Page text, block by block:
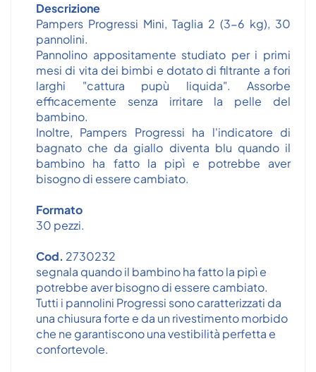
Descrizione
Pampers Progressi Mini, Taglia 2 (3-6 kg), 30
pannolini.
Pannolino appositamente studiato per i primi
mesi di vita dei bimbi e dotato di filtrante a fori
larghi "cattura pupù liquida". Assorbe
efficacemente senza irritare la pelle del
bambino.
Inoltre, Pampers Progressi ha l'indicatore di
bagnato che da giallo diventa blu quando il
bambino ha fatto la pipì e potrebbe aver
bisogno di essere cambiato.
Formato
30 pezzi.
Cod. 2730232
segnala quando il bambino ha fatto la pipì e
potrebbe aver bisogno di essere cambiato.
Tutti i pannolini Progressi sono caratterizzati da
una chiusura forte e da un rivestimento morbido
che ne garantiscono una vestibilità perfetta e
confortevole.